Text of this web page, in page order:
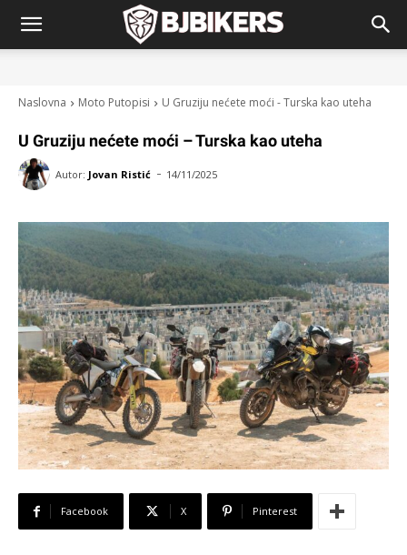
Naslovna Moto Putopisi U Gruziju nećete moći - Turska kao uteha
U Gruziju nećete moći – Turska kao uteha
Autor: Jovan Ristić - 14/11/2025
Facebook X Pinterest